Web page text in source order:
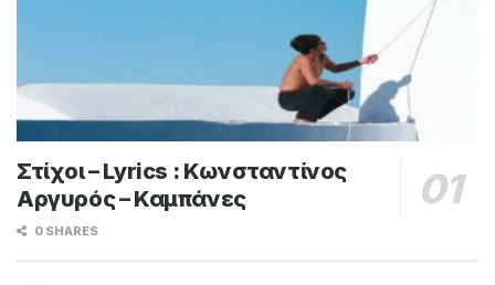
Στίχοι – Lyrics : Κωνσταντίνος
Αργυρός – Καμπάνες
0 SHARES